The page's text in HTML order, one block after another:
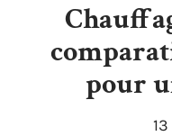
pour